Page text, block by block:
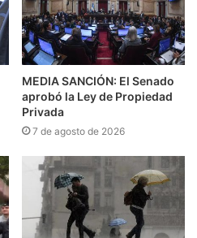
MEDIA SANCIÓN: El Senado
aprobó la Ley de Propiedad
Privada
7 de agosto de 2026